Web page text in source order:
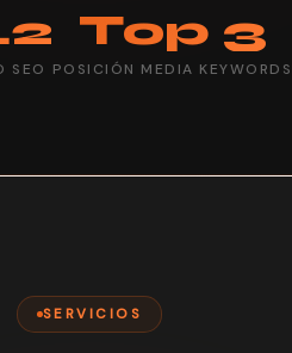
SEO
Top 3
POSICIÓN MEDIA KEYWORDS
SERVICIOS